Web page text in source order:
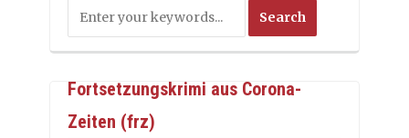
Fortsetzungskrimi aus Corona-
Zeiten (frz)